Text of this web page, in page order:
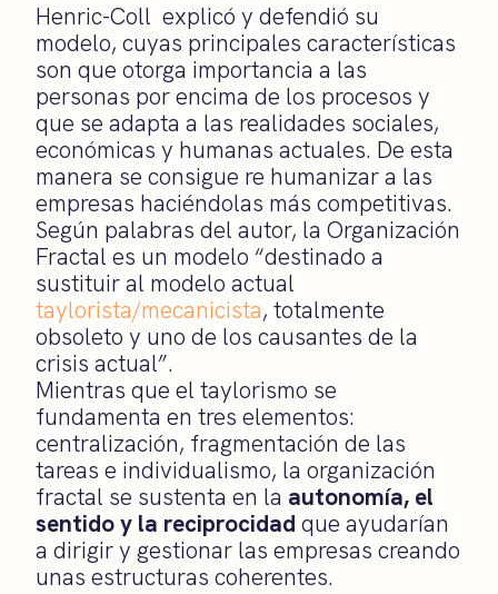
Henric-Coll explicó y defendió su
modelo, cuyas principales características
son que otorga importancia a las
personas por encima de los procesos y
que se adapta a las realidades sociales,
económicas y humanas actuales. De esta
manera se consigue re humanizar a las
empresas haciéndolas más competitivas.
Según palabras del autor, la Organización
Fractal es un modelo “destinado a
sustituir al modelo actual
taylorista/mecanicista, totalmente
obsoleto y uno de los causantes de la
crisis actual”.
Mientras que el taylorismo se
fundamenta en tres elementos:
centralización, fragmentación de las
tareas e individualismo, la organización
fractal se sustenta en la autonomía, el
sentido y la reciprocidad que ayudarían
a dirigir y gestionar las empresas creando
unas estructuras coherentes.